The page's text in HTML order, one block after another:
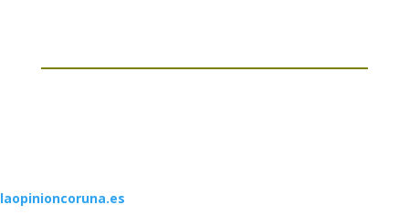
laopinioncoruna.es